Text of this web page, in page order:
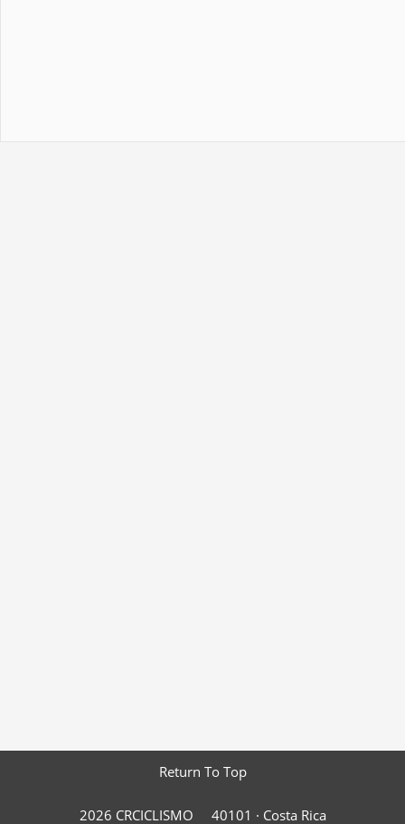
Return To Top
2026 CRCICLISMO 40101 · Costa Rica